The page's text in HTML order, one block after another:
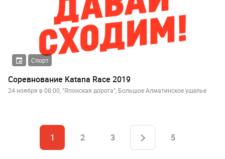
Спорт
Соревнование Katana Race 2019
24 ноября в 08:00, "Японская дорога", Большое Алматинское ущелье
1 2 3 5